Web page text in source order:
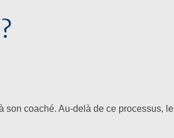
son coaché. Au-delà de ce processus, le